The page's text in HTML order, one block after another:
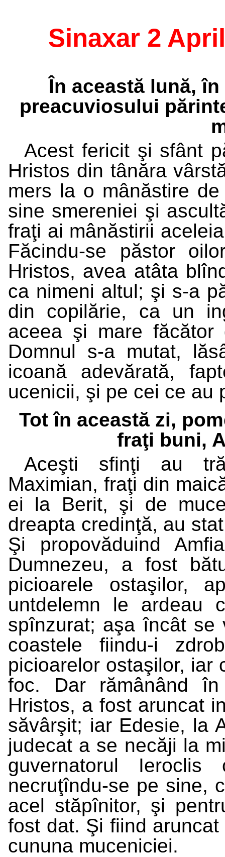
Sinaxar 2
În această lună,
preacuviosului
Acest fericit şi sfânt
Hristos din tânăra
mers la o mânăstire
sine smereniei şi
fraţi ai mânăstirii
Făcindu-se păstor
Hristos, avea atâta
ca nimeni altul; şi s-a
din copilărie, ca un
aceea şi mare făcător
Domnul s-a mutat,
icoană adevărată,
ucenicii, şi pe cei ce au
Tot în această zi,
fraţi buni,
Aceşti sfinţi au
Maximian, fraţi din
ei la Berit, şi de
dreapta credinţă, au
Şi propovăduind
Dumnezeu, a fost
picioarele ostaşilor,
untdelemn le
spînzurat; aşa încât se
coastele fiindu-i
picioarelor ostaşilor, iar
foc. Dar rămânând
Hristos, a fost aruncat
săvârşit; iar Edesie, la
judecat a se necăji la
guvernatorul
necruţîndu-se pe sine,
acel stăpînitor, şi
fost dat. Şi fiind
cununa muceniciei.